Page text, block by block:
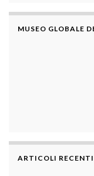
MUSEO GLOBALE
ARTICOLI RECENTI